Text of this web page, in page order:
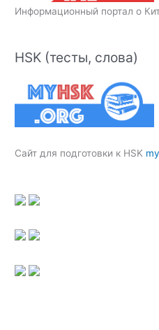
Информационный портал о
HSK (тесты, слова)
Сайт для подготовки к HSK